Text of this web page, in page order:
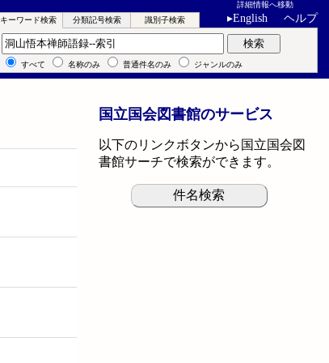
詳細情報へ移動
▸English ヘルプ
キーワード検索 分類記号検索 識別子検索
キーワード検索 検索
すべて 名称のみ 普通件名のみ ジャンルのみ
国立国会図書館のサービス
以下のリンクボタンから国立国会図
書館サーチで検索ができます。
件名検索